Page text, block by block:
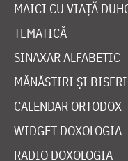
MAICI CU VIAȚĂ
TEMATICĂ
SINAXAR ALFABETIC
MĂNĂSTIRI ȘI
CALENDAR ORTODOX
WIDGET DOXOLOGIA
RADIO DOXOLOGIA